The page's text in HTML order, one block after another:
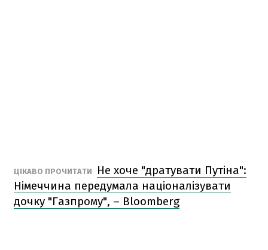
ЦІКАВО ПРОЧИТАТИ
Не хоче "дратувати Путіна":
Німеччина передумала націоналізувати
дочку "Газпрому", – Bloomberg